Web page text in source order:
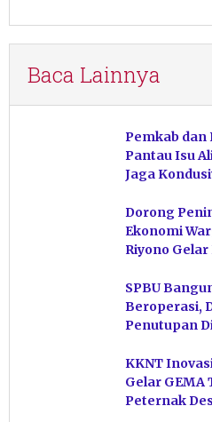
Baca Lainnya
Pemkab dan
Pantau Isu
Jaga
Dorong
Ekonomi
Riyono
SPBU
Beroperasi,
Penutupan
KKNT
Gelar GEMA
Peternak